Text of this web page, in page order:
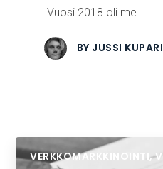
Vuosi 2018 oli me...
BY JUSSI
VERKKOMARKKINOINTI ,